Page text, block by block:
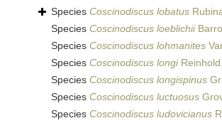
Species Coscinodiscus lobatus
Species Coscinodiscus loeblichii
Species Coscinodiscus lohmanites
Species Coscinodiscus longi
Species Coscinodiscus longispinus
Species Coscinodiscus luctuosus
Species Coscinodiscus ludovicianus